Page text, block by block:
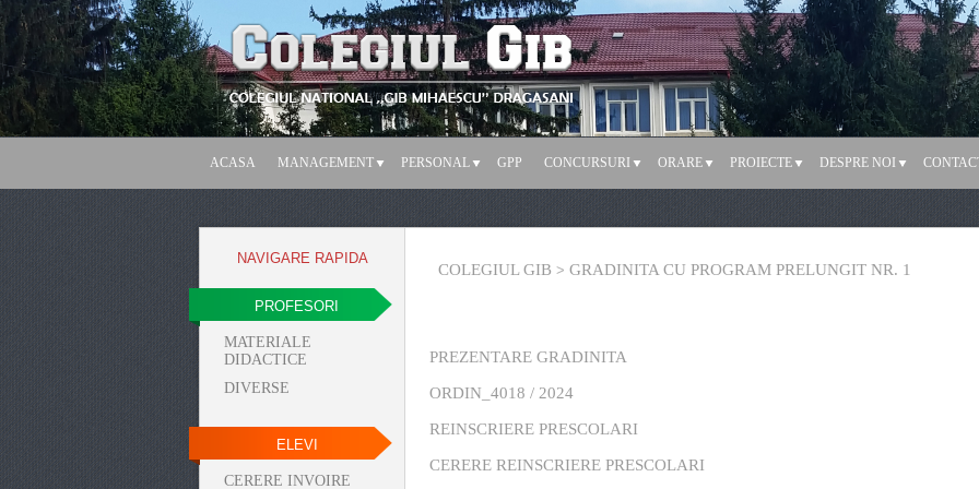
ACASA MANAGEMENT PERSONAL GPP CONCURSURI ORARE PROIECTE DESPRE NOI
NAVIGARE RAPIDA
PROFESORI
MATERIALE
DIDACTICE
DIVERSE
ELEVI
CERERE INVOIRE
COLEGIUL GIB > GRADINITA CU PROGRAM PRELUNGIT NR. 1
PREZENTARE GRADINITA
ORDIN_4018 / 2024
REINSCRIERE PRESCOLARI
CERERE REINSCRIERE PRESCOLARI